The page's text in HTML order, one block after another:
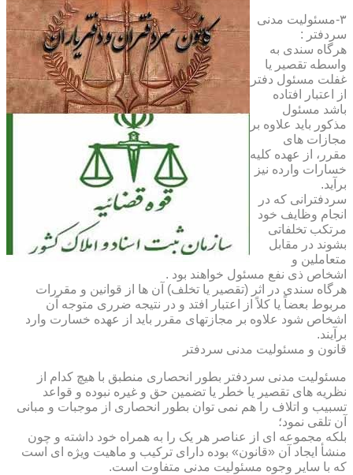
۳-مسئولیت مدنی
سردفتر :
هرگاه سندی به
واسطه تقصیر یا
غفلت مسئول دفتر
از اعتبار افتاده
باشد مسئول
مذکور باید علاوه بر
مجازات های
مقرر، از عهده کلیه
خسارات وارده نیز
برآید.
سردفترانی که در
انجام وظایف خود
مرتکب تخلفاتی
بشوند در مقابل
متعاملین و
اشخاص ذی نفع مسئول خواهند بود .
هرگاه سندی در اثر (تقصیر یا تخلف) آن ها از قوانین و مقررات
مربوط بعضاً یا کلاً از اعتبار افتد و در نتیجه ضرری متوجه آن
اشخاص شود علاوه بر مجازتهای مقرر باید از عهده خسارت وارد
برآیند.
قانون و مسئولیت مدنی سردفتر
مسئولیت مدنی سردفتر بطور انحصاری منطبق با هیچ کدام از
نظریه های تقصیر یا خطر یا تضمین حق و غیره نبوده و قواعد
تسبیب و اتلاف را هم نمی توان بطور انحصاری از موجبات و مبانی
آن تلقی نمود؛
بلکه مجموعه ای از عناصر هر یک را به همراه خود داشته و چون
منشأ ایجاد آن «قانون» بوده دارای ترکیب و ماهیت ویژه ای است
که با سایر وجوه مسئولیت مدنی متفاوت است.